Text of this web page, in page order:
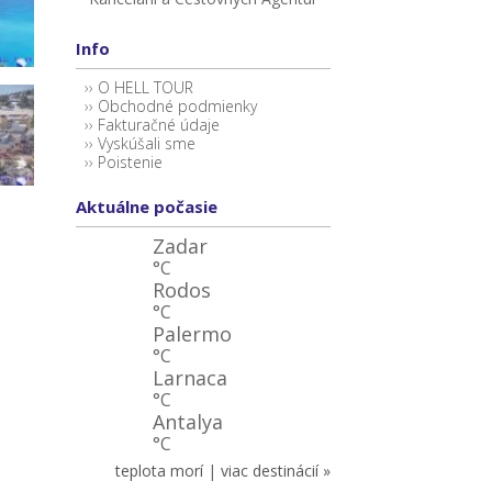
Info
O HELL TOUR
Obchodné podmienky
Fakturačné údaje
Vyskúšali sme
Poistenie
Aktuálne počasie
Zadar
°C
Rodos
°C
Palermo
°C
Larnaca
°C
Antalya
°C
teplota morí| viac destinácií »